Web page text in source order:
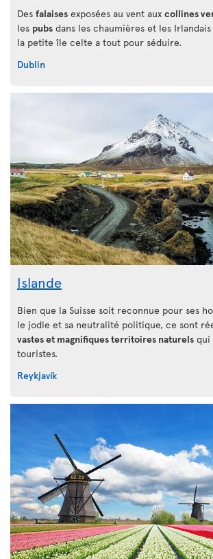
Des falaises exposées au vent aux collines
les pubs dans les chaumières et les
la petite île celte a tout pour séduire.
Dublin
Islande
Bien que la Suisse soit reconnue pour ses
le jodle et sa neutralité politique, ce sont
vastes et magnifiques territoires naturels qui
touristes.
Reykjavík